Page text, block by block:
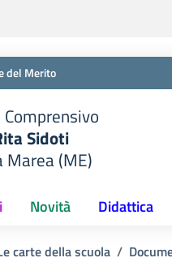
del Merito
Sidoti
Marea (ME)
Novità Didattica
carte della scuola